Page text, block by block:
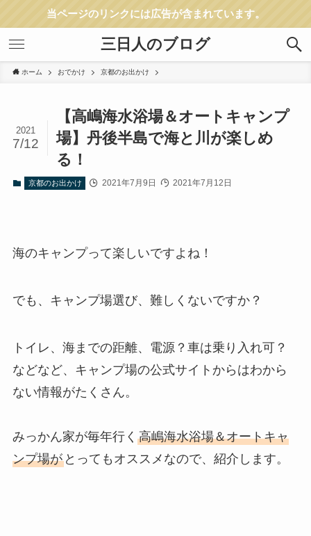
当ページのリンクには広告が含まれています。
三日人のブログ
ホーム おでかけ 京都のお出かけ
【高嶋海水浴場＆オートキャンプ
場】丹後半島で海と川が楽しめ
る！
2021
7/12
京都のお出かけ 2021年7月9日 2021年7月12日
海のキャンプって楽しいですよね！
でも、キャンプ場選び、難しくないですか？
トイレ、海までの距離、電源？車は乗り入れ可？
などなど、キャンプ場の公式サイトからはわから
ない情報がたくさん。
みっかん家が毎年行く 高嶋海水浴場＆オートキャ
ンプ場がとってもオススメなので、紹介します。